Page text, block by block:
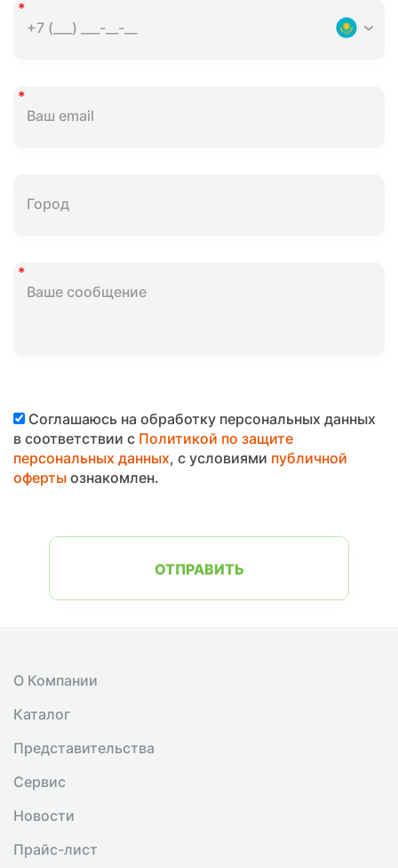
Соглашаюсь на обработку персональных данных
в соответствии с Политикой по защите
персональных данных, с условиями публичной
офертыознакомлен.
ОТПРАВИТЬ
О Компании
Каталог
Представительства
Сервис
Новости
Прайс-лист